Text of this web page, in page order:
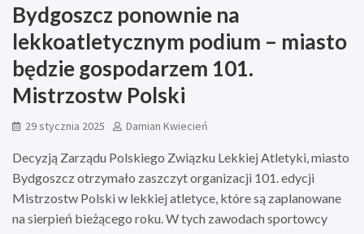
Bydgoszcz ponownie na
lekkoatletycznym podium – miasto
będzie gospodarzem 101.
Mistrzostw Polski
29 stycznia 2025 Damian Kwiecień
Decyzją Zarządu Polskiego Związku Lekkiej Atletyki, miasto
Bydgoszcz otrzymało zaszczyt organizacji 101. edycji
Mistrzostw Polski w lekkiej atletyce, które są zaplanowane
na sierpień bieżącego roku. W tych zawodach sportowcy